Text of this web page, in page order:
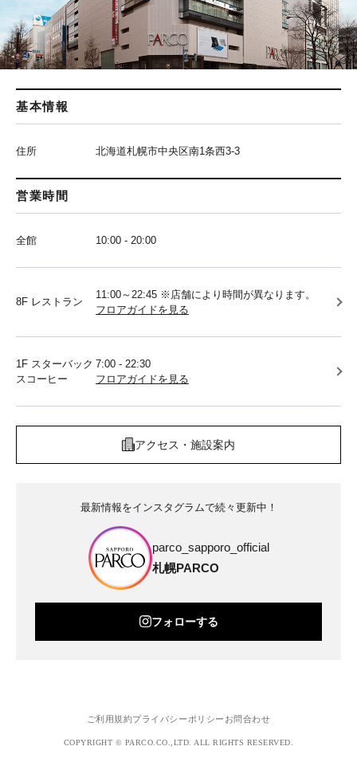
基本情報
住所 北海道札幌市中央区南1条西3-3
営業時間
全館 10:00 - 20:00
8F レストラン
11:00～22:45 ※店舗により時間が異なります。
フロアガイドを見る
1F スターバック
スコーヒー
7:00 - 22:30
フロアガイドを見る
アクセス・施設案内
最新情報をインスタグラムで続々更新中！
parco_sapporo_official
札幌PARCO
フォローする
ご利用規約プライバシーポリシー お問合わせ
COPYRIGHT © PARCO.CO.,LTD. ALL RIGHTS RESERVED.